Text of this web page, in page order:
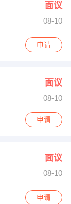
面议
08-10
申请
面议
08-10
申请
面议
08-10
申请